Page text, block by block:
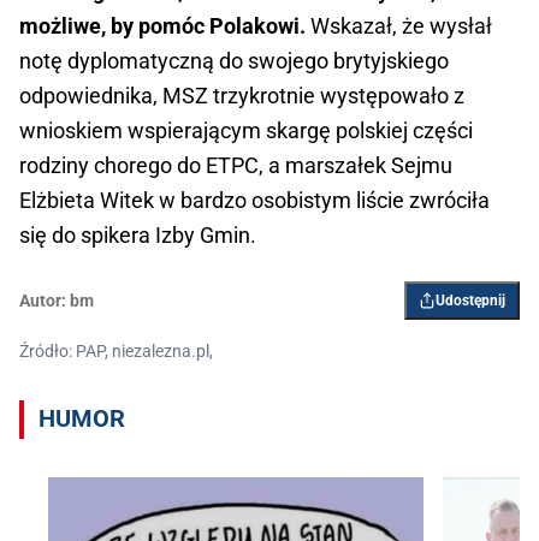
możliwe, by pomóc Polakowi. Wskazał, że wysłał
notę dyplomatyczną do swojego brytyjskiego
odpowiednika, MSZ trzykrotnie występowało z
wnioskiem wspierającym skargę polskiej części
rodziny chorego do ETPC, a marszałek Sejmu
Elżbieta Witek w bardzo osobistym liście zwróciła
się do spikera Izby Gmin.
Autor: bm Udostępnij
Źródło: PAP, niezalezna.pl,
HUMOR